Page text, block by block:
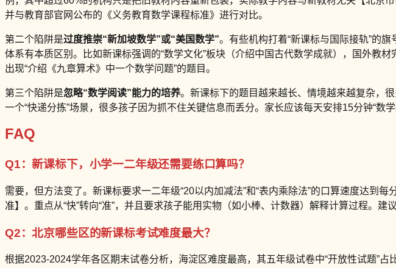
并与教育部官网公布的《义务教育数学课程标准》进行对比。
第二个陷阱是过度推崇“新加坡数学”或“美国数学”。有些机构打着“新课标与国际接轨”的
体系有本质区别。比如新课标强调的“数学文化”板块（介绍中国古代数学成就），国外教
出现“介绍《九章算术》中一个数学问题”的题目。
第三个陷阱是忽略“数学阅读”能力的培养。新课标下的题目越来越长、情境越来越复杂，
一个“快递分拣”场景，很多孩子因为抓不住关键信息而丢分。家长应该每天安排15分钟“
FAQ
Q1：新课标下，小学一二年级还需要练口算吗？
需要，但方法变了。新课标要求一二年级“20以内加减法”和“表内乘除法”的口算速度达到
准】。重点从“快”转向“准”，并且要求孩子能用实物（如小棒、计数器）解释计算过程。建
Q2：北京哪些区的新课标考试难度最大？
根据2023-2024学年各区期末试卷分析，海淀区难度最高，其五年级试卷中“开放性试题”